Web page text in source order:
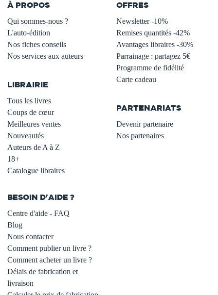
À PROPOS
Qui sommes-nous ?
L'auto-édition
Nos fiches conseils
Nos services aux auteurs
LIBRAIRIE
Tous les livres
Coups de cœur
Meilleures ventes
Nouveautés
Auteurs de A à Z
18+
Catalogue libraires
OFFRES
Newsletter -10%
Remises quantités -42%
Avantages libraires -30%
Parrainage : partagez 5€
Programme de fidélité
Carte cadeau
PARTENARIATS
Devenir partenaire
Nos partenaires
BESOIN D'AIDE ?
Centre d'aide - FAQ
Blog
Nous contacter
Comment publier un livre ?
Comment acheter un livre ?
Délais de fabrication et
livraison